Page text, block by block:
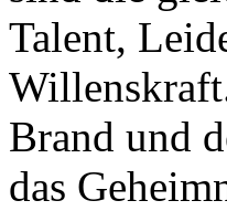
Talent,
Brand und
das